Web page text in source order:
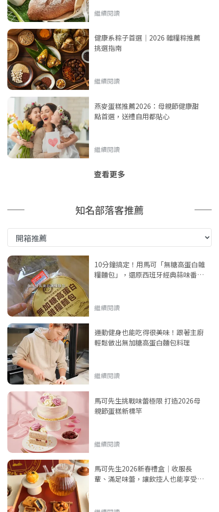
繼續閱讀
健康系粽子首選｜2026 雜糧粽推薦
挑選指南
繼續閱讀
燕麥蛋糕推薦2026：母親節健康甜
點首選，送禮自用都貼心
繼續閱讀
查看更多
知名部落客推薦
10分鐘搞定！用馬可「無糖高蛋白雜
糧麵包」，還原西班牙經典蒜味番茄
繼續閱讀
運動健身也能吃得很美味！跟著主廚
輕鬆做出無加糖高蛋白麵包料理
繼續閱讀
馬可先生挑戰味蕾極限 打造2026母
親節蛋糕新標竿
繼續閱讀
馬可先生2026新春禮盒｜收服長
輩、滿足味蕾，讓飲控人也能享受下